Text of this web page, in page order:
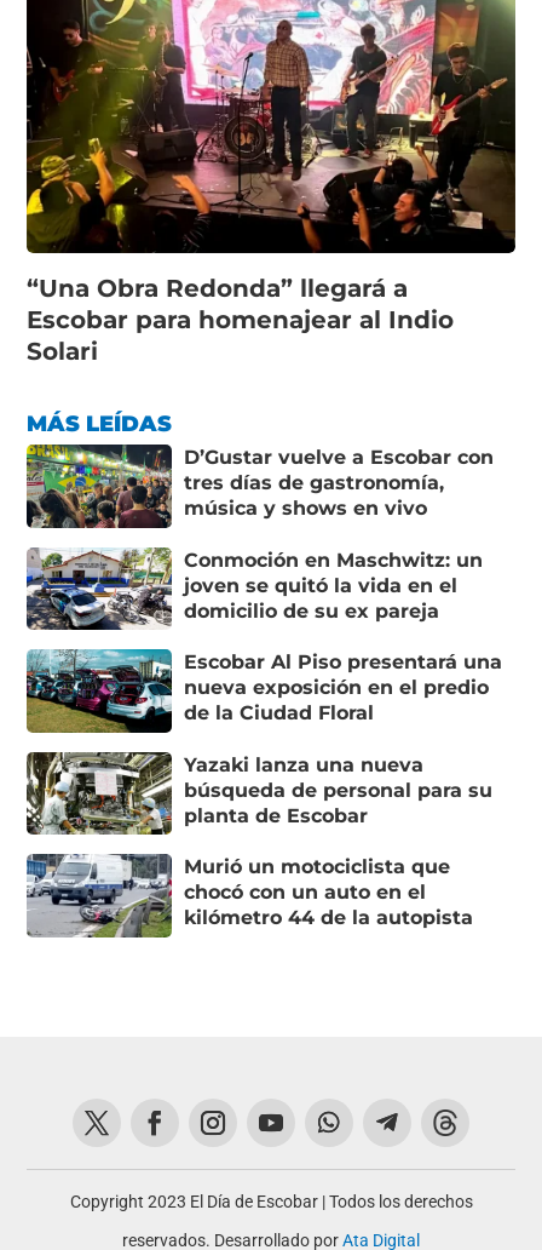
“Una Obra Redonda” llegará a
Escobar para homenajear al Indio
Solari
MÁS LEÍDAS
D’Gustar vuelve a Escobar con
tres días de gastronomía,
música y shows en vivo
Conmoción en Maschwitz: un
joven se quitó la vida en el
domicilio de su ex pareja
Escobar Al Piso presentará una
nueva exposición en el predio
de la Ciudad Floral
Yazaki lanza una nueva
búsqueda de personal para su
planta de Escobar
Murió un motociclista que
chocó con un auto en el
kilómetro 44 de la autopista
Copyright 2023 El Día de Escobar | Todos los derechos
reservados. Desarrollado porAta Digital